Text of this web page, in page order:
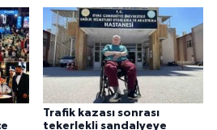
Trafik kazası sonrası
tekerlekli sandalyeye